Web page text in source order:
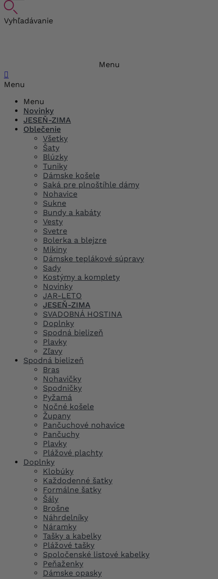
Vyhľadávanie
Menu

Menu
Menu
Novinky
JESEŇ-ZIMA
Oblečenie
Všetky
Šaty
Blúzky
Tuniky
Dámske košele
Saká pre plnoštíhle dámy
Nohavice
Sukne
Bundy a kabáty
Vesty
Svetre
Bolerka a blejzre
Mikiny
Dámske teplákové súpravy
Sady
Kostýmy a komplety
Novinky
JAR-LETO
JESEŇ-ZIMA
SVADOBNÁ HOSTINA
Doplnky
Spodná bielizeň
Plavky
Zľavy
Spodná bielizeň
Bras
Nohavičky
Spodničky
Pyžamá
Nočné košele
Župany
Pančuchové nohavice
Pančuchy
Plavky
Plážové plachty
Doplnky
Klobúky
Každodenné šatky
Formálne šatky
Šály
Brošne
Náhrdelníky
Náramky
Tašky a kabelky
Plážové tašky
Spoločenské listové kabelky
Peňaženky
Dámske opasky